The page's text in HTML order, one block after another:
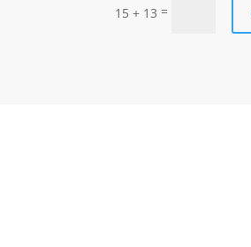
15 + 13 =